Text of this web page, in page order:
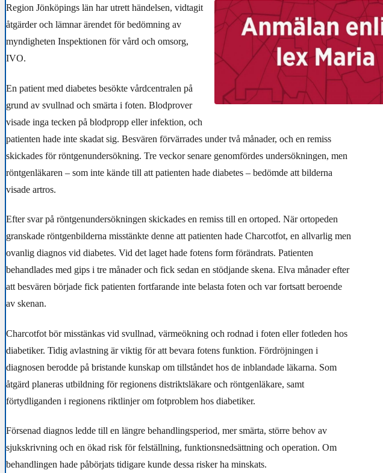
Region Jönköpings län har utrett händelsen, vidtagit
åtgärder och lämnar ärendet för bedömning av
myndigheten Inspektionen för vård och omsorg,
IVO.
En patient med diabetes besökte vårdcentralen på
grund av svullnad och smärta i foten. Blodprover
visade inga tecken på blodpropp eller infektion, och
patienten hade inte skadat sig. Besvären förvärrades under två månader, och en remiss
skickades för röntgenundersökning. Tre veckor senare genomfördes undersökningen, men
röntgenläkaren – som inte kände till att patienten hade diabetes – bedömde att bilderna
visade artros.
Efter svar på röntgenundersökningen skickades en remiss till en ortoped. När ortopeden
granskade röntgenbilderna misstänkte denne att patienten hade Charcotfot, en allvarlig men
ovanlig diagnos vid diabetes. Vid det laget hade fotens form förändrats. Patienten
behandlades med gips i tre månader och fick sedan en stödjande skena. Elva månader efter
att besvären började fick patienten fortfarande inte belasta foten och var fortsatt beroende
av skenan.
Charcotfot bör misstänkas vid svullnad, värmeökning och rodnad i foten eller fotleden hos
diabetiker. Tidig avlastning är viktig för att bevara fotens funktion. Fördröjningen i
diagnosen berodde på bristande kunskap om tillståndet hos de inblandade läkarna. Som
åtgärd planeras utbildning för regionens distriktsläkare och röntgenläkare, samt
förtydliganden i regionens riktlinjer om fotproblem hos diabetiker.
Försenad diagnos ledde till en längre behandlingsperiod, mer smärta, större behov av
sjukskrivning och en ökad risk för felställning, funktionsnedsättning och operation. Om
behandlingen hade påbörjats tidigare kunde dessa risker ha minskats.